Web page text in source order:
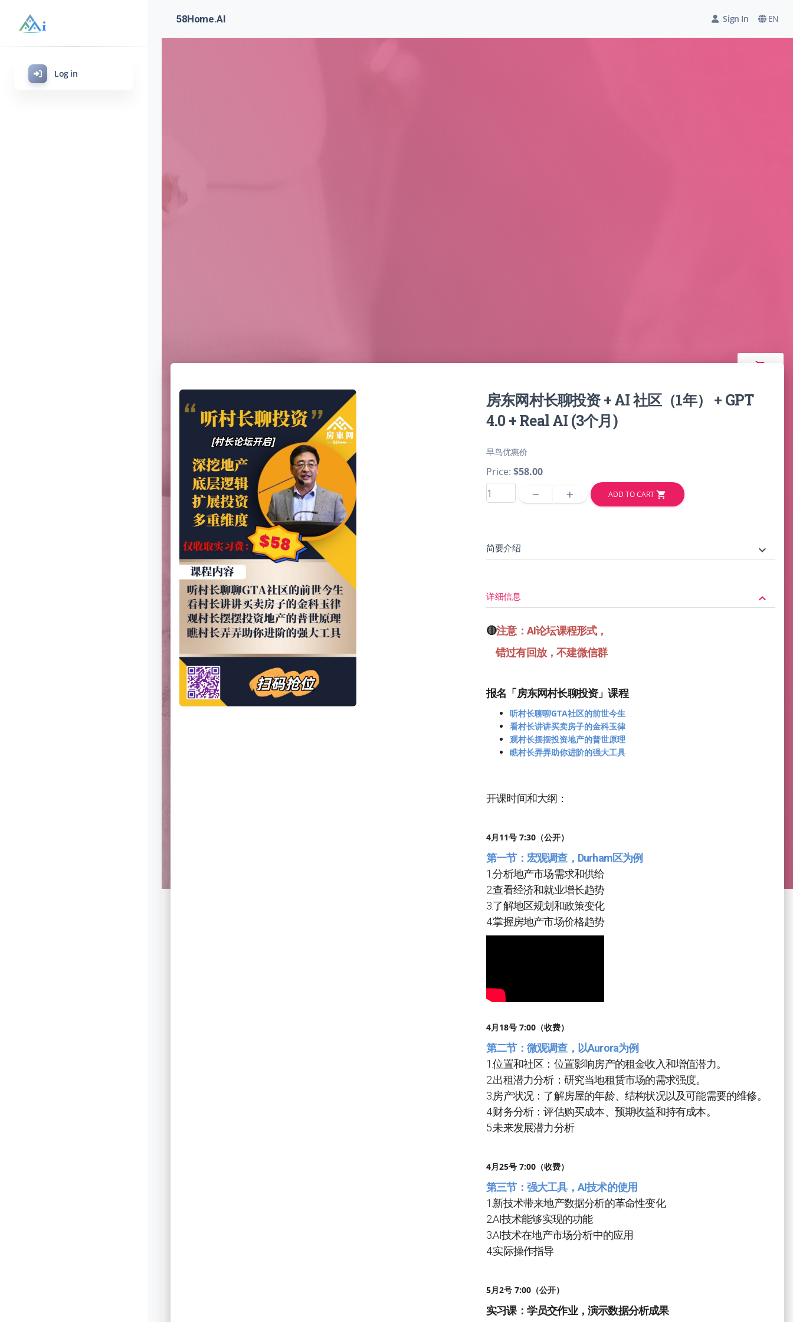
Log in
58Home.AI Sign In EN
shopping_cart
房东网村长聊投资 + AI 社区（1年） + GPT
4.0 + Real AI (3个月)
早鸟优惠价
Price: $58.00
remove add ADD TO CARTshopping_cart
简要介绍 keyboard_arrow_down
详细信息 keyboard_arrow_down
🔴注意：AI论坛课程形式，
错过有回放，不建微信群
报名「房东网村长聊投资」课程
听村长聊聊GTA社区的前世今生
看村长讲讲买卖房子的金科玉律
观村长摆摆投资地产的普世原理
瞧村长弄弄助你进阶的强大工具
开课时间和大纲：
4月11号 7:30（公开）
第一节：宏观调查，Durham区为例
1.分析地产市场需求和供给
2.查看经济和就业增长趋势
3.了解地区规划和政策变化
4.掌握房地产市场价格趋势
4月18号 7:00（收费）
第二节：微观调查，以Aurora为例
1.位置和社区：位置影响房产的租金收入和增值潜力。
2.出租潜力分析：研究当地租赁市场的需求强度。
3.房产状况：了解房屋的年龄、结构状况以及可能需要的维修。
4.财务分析：评估购买成本、预期收益和持有成本。
5.未来发展潜力分析
4月25号 7:00（收费）
第三节：强大工具，AI技术的使用
1.新技术带来地产数据分析的革命性变化
2.AI技术能够实现的功能
3.AI技术在地产市场分析中的应用
4.实际操作指导
5月2号 7:00（公开）
实习课：学员交作业，演示数据分析成果